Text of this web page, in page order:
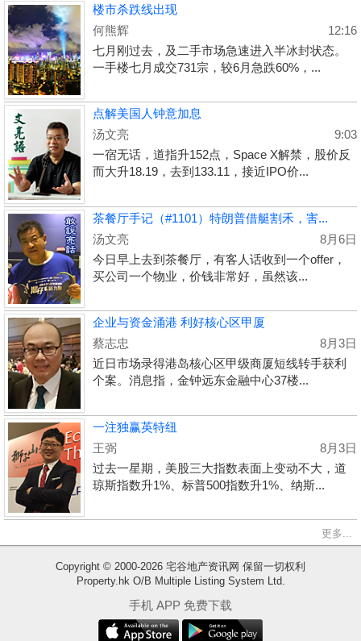
楼市杀跌线出现
何熊辉
12:16
七月刚过去，及二手市场急速进入半冰封状态。
一手楼七月成交731宗，较6月急跌60%，...
点解美国人钟意加息
汤文亮
9:03
一宿无话，道指升152点，Space X解禁，股价反
而大升18.19，去到133.11，接近IPO价...
茶餐厅手记（#1101）特朗普借艇割禾，害...
汤文亮
8月6日
今日早上去到茶餐厅，有客人话收到一个offer，
买公司一个物业，价钱非常好，虽然该...
企业与资金涌港 利好核心区甲厦
蔡志忠
8月3日
近日市场录得港岛核心区甲级商厦短线转手获利
个案。消息指，金钟远东金融中心37楼...
一注独赢英特纽
王弼
8月3日
过去一星期，美股三大指数表面上变动不大，道
琼斯指数升1%、标普500指数升1%、纳斯...
更多...
Copyright © 2000-2026 宅谷地产资讯网 保留一切权利
Property.hk O/B Multiple Listing System Ltd.
手机 APP 免费下载